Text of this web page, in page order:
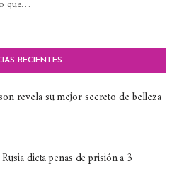
que…
RECIENTES
revela su mejor secreto de belleza
dicta penas de prisión a 3